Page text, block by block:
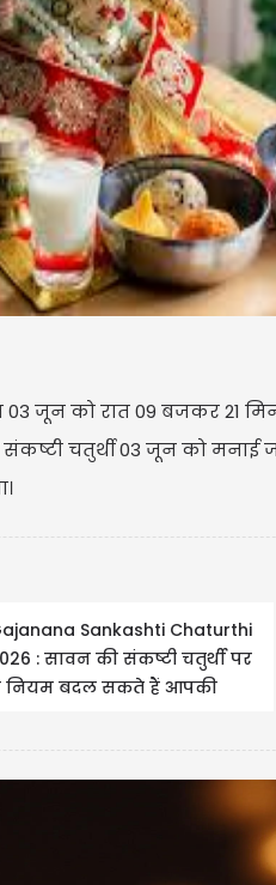
जून को रात 09 बजकर 21
चतुर्थी 03 जून को मनाई
Sankashti Chaturthi
: सावन की संकष्टी चतुर्थी पर
नियम बदल सकते हैं आपकी